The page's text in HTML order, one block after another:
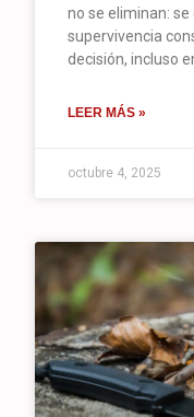
no se eliminan:
supervivencia
decisión, incluso
LEER MÁS »
octubre 4, 2025